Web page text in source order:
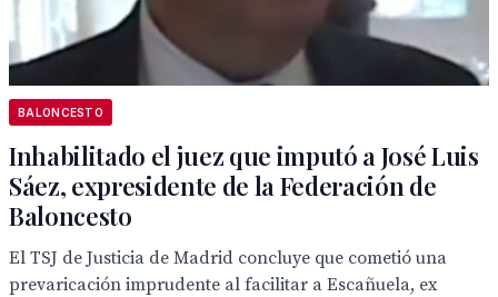
BALONCESTO
Inhabilitado el juez que imputó a José Luis
Sáez, expresidente de la Federación de
Baloncesto
El TSJ de Justicia de Madrid concluye que cometió una
prevaricación imprudente al facilitar a Escañuela, ex